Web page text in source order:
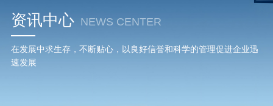
资讯中心 NEWS CENTER
在发展中求生存，不断贴心，以良好信誉和科学的管理促进企业迅
速发展